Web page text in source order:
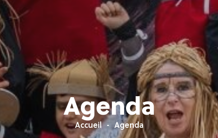
Agenda
Accueil Agenda